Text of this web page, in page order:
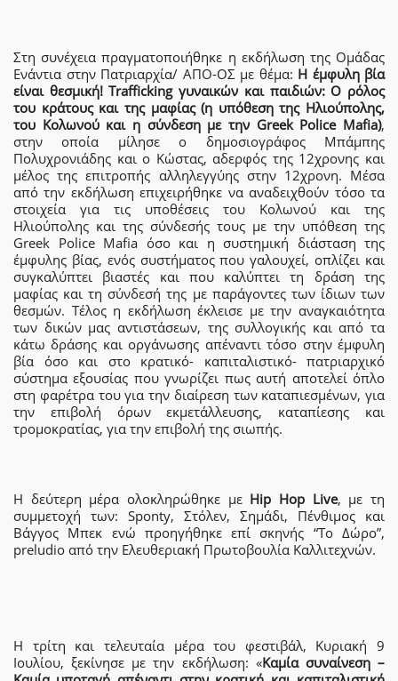
Στη συνέχεια πραγματοποιήθηκε η εκδήλωση της Ομάδας
Ενάντια στην Πατριαρχία/ ΑΠΟ-ΟΣ με θέμα: Η έμφυλη βία
είναι θεσμική! Trafficking γυναικών και παιδιών: Ο ρόλος
του κράτους και της μαφίας (η υπόθεση της Ηλιούπολης,
του Κολωνού και η σύνδεση με την Greek Police Mafia),
στην οποία μίλησε ο δημοσιογράφος Μπάμπης
Πολυχρονιάδης και o Κώστας, αδερφός της 12χρονης και
μέλος της επιτροπής αλληλεγγύης στην 12χρονη. Μέσα
από την εκδήλωση επιχειρήθηκε να αναδειχθούν τόσο τα
στοιχεία για τις υποθέσεις του Κολωνού και της
Ηλιούπολης και της σύνδεσής τους με την υπόθεση της
Greek Police Mafia όσο και η συστημική διάσταση της
έμφυλης βίας, ενός συστήματος που γαλουχεί, οπλίζει και
συγκαλύπτει βιαστές και που καλύπτει τη δράση της
μαφίας και τη σύνδεσή της με παράγοντες των ίδιων των
θεσμών. Τέλος η εκδήλωση έκλεισε με την αναγκαιότητα
των δικών μας αντιστάσεων, της συλλογικής και από τα
κάτω δράσης και οργάνωσης απέναντι τόσο στην έμφυλη
βία όσο και στο κρατικό- καπιταλιστικό- πατριαρχικό
σύστημα εξουσίας που γνωρίζει πως αυτή αποτελεί όπλο
στη φαρέτρα του για την διαίρεση των καταπιεσμένων, για
την επιβολή όρων εκμετάλλευσης, καταπίεσης και
τρομοκρατίας, για την επιβολή της σιωπής.
Η δεύτερη μέρα ολοκληρώθηκε με Hip Hop Live, με τη
συμμετοχή των: Sponty, Στόλεν, Σημάδι, Πένθιμος και
Βάγγος Μπεκ ενώ προηγήθηκε επί σκηνής “Το Δώρο”,
preludio από την Ελευθεριακή Πρωτοβουλία Καλλιτεχνών.
Η τρίτη και τελευταία μέρα του φεστιβάλ, Κυριακή 9
Ιουλίου, ξεκίνησε με την εκδήλωση: «Καμία συναίνεση –